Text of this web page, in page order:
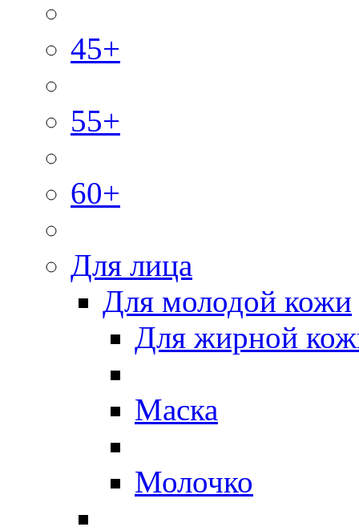
45+
55+
60+
Для лица
Для молодой кожи
Для жирной
Маска
Молочко